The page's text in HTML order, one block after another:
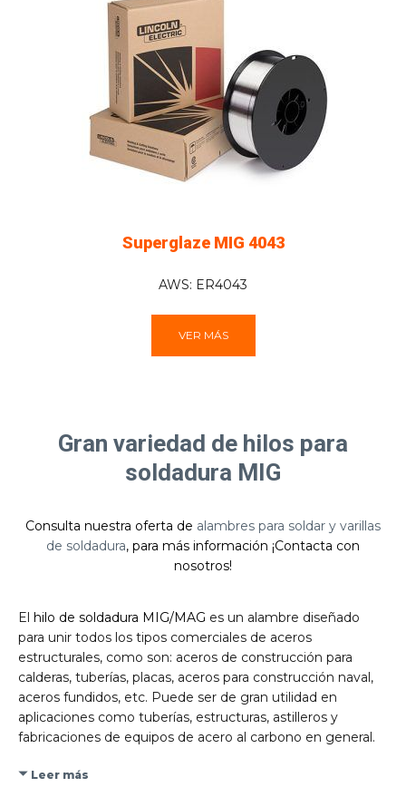
Superglaze MIG 4043
AWS: ER4043
VER MÁS
Gran variedad de hilos para
soldadura MIG
Consulta nuestra oferta de alambres para soldar y varillas
de soldadura, para más información ¡Contacta con
nosotros!
El hilo de soldadura MIG/MAG es un alambre diseñado
para unir todos los tipos comerciales de aceros
estructurales, como son: aceros de construcción para
calderas, tuberías, placas, aceros para construcción naval,
aceros fundidos, etc. Puede ser de gran utilidad en
aplicaciones como tuberías, estructuras, astilleros y
fabricaciones de equipos de acero al carbono en general.
Leer más